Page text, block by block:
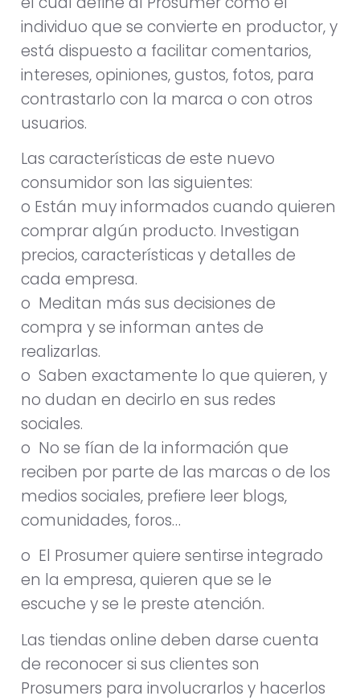
individuo que se convierte en productor, y
está dispuesto a facilitar comentarios,
intereses, opiniones, gustos, fotos, para
contrastarlo con la marca o con otros
usuarios.
Las características de este nuevo
consumidor son las siguientes:
o Están muy informados cuando quieren
comprar algún producto. Investigan
precios, características y detalles de
cada empresa.
o Meditan más sus decisiones de
compra y se informan antes de
realizarlas.
o Saben exactamente lo que quieren, y
no dudan en decirlo en sus redes
sociales.
o No se fían de la información que
reciben por parte de las marcas o de los
medios sociales, prefiere leer blogs,
comunidades, foros…
o El Prosumer quiere sentirse integrado
en la empresa, quieren que se le
escuche y se le preste atención.
Las tiendas online deben darse cuenta
de reconocer si sus clientes son
Prosumers para involucrarlos y hacerlos